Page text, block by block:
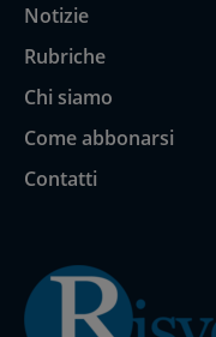
Notizie
Rubriche
Chi siamo
Come abbonarsi
Contatti